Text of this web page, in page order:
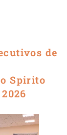
de
Spirito